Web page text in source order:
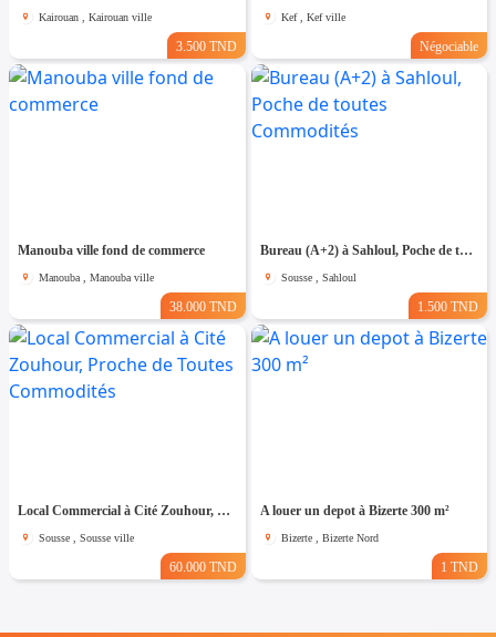
Kairouan , Kairouan ville
3.500 TND
Kef , Kef ville
Négociable
Manouba ville fond de commerce
Manouba , Manouba ville
38.000 TND
Bureau (A+2) à Sahloul, Poche de toutes Commodités
Sousse , Sahloul
1.500 TND
Local Commercial à Cité Zouhour, Proche de Toutes Commodités
Sousse , Sousse ville
60.000 TND
A louer un depot à Bizerte 300 m²
Bizerte , Bizerte Nord
1 TND